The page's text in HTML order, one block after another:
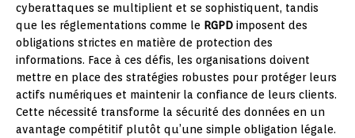
cyberattaques se multiplient et se sophistiquent, tandis
que les réglementations comme le RGPD imposent des
obligations strictes en matière de protection des
informations. Face à ces défis, les organisations doivent
mettre en place des stratégies robustes pour protéger leurs
actifs numériques et maintenir la confiance de leurs clients.
Cette nécessité transforme la sécurité des données en un
avantage compétitif plutôt qu’une simple obligation légale.